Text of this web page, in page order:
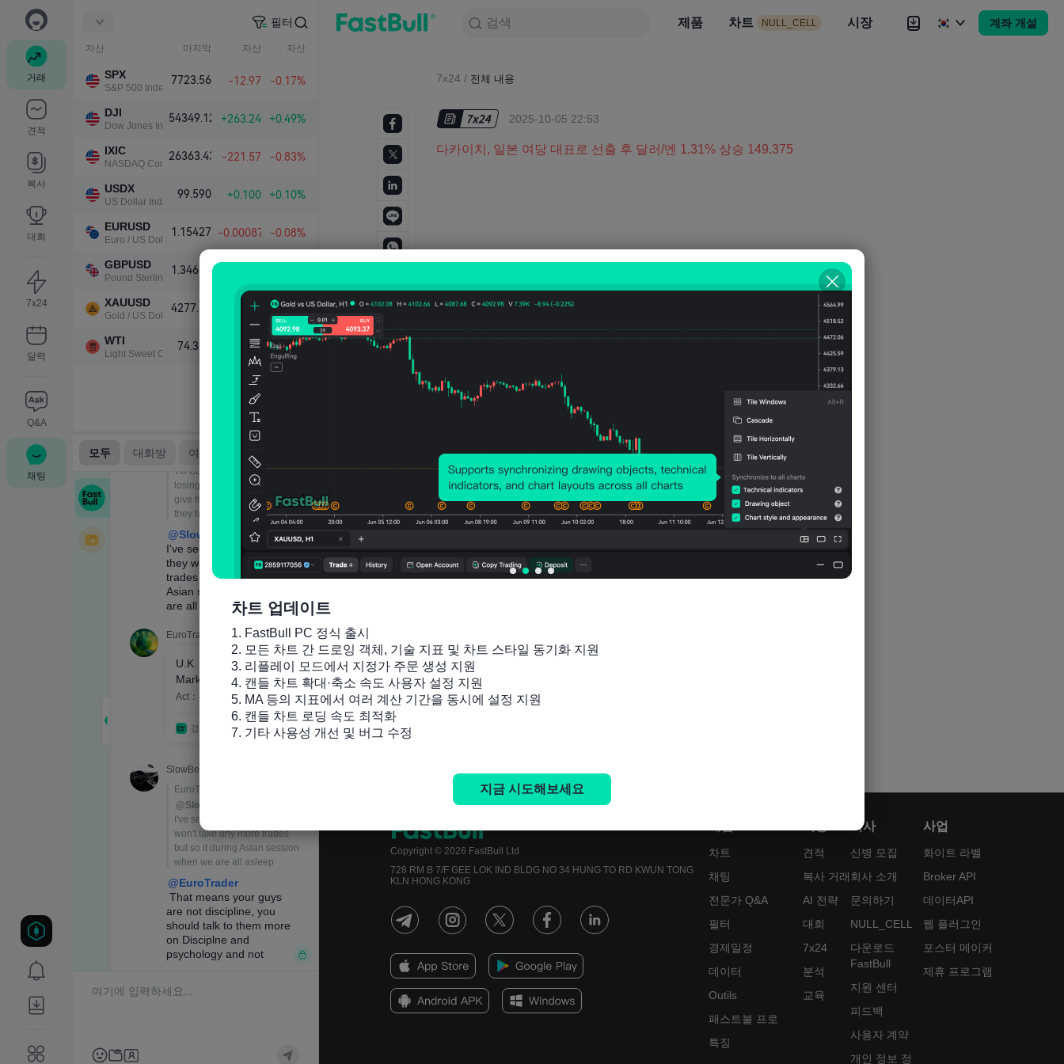
거래
견적
복사
대회
7x24
달력
Q&A
채팅
필터
자산 마지막 자산 자산
SPX
S&P 500 Index
7723.56 -12.97 -0.17%
DJI
Dow Jones Industrial Average
54349.12 +263.24 +0.49%
IXIC
NASDAQ Composite Index
26363.43 -221.57 -0.83%
USDX
US Dollar Index
99.590 +0.100 +0.10%
EURUSD
Euro / US Dollar
1.15427 -0.00087 -0.08%
GBPUSD
Pound Sterling / US Dollar
1.34639
XAUUSD
Gold / US Dollar
4277.61 +30.00 +0.71%
WTI
Light Sweet Crude Oil
74.363 +0.091 +0.12%
검색 제품 차트 NULL_CELL 시장 계좌 개설
검색
NULL_CELL 시장 뉴스 전략 Brokers 더
7x24 / 전체 내용
2025-10-05 22:53
다카이치, 일본 여당 대표로 선출 후 달러/엔 1.31% 상승 149.375
Copyright © 2026 FastBull Ltd
728 RM B 7/F GEE LOK IND BLDG NO 34 HUNG TO RD KWUN TONG
KLN HONG KONG
차트
채팅
전문가 Q&A
필터
경제일정
데이터
Outils
패스트불 프로
특징
견적
복사 거래
AI 전략
대회
7x24
분석
교육
회사
신병 모집
회사 소개
문의하기
NULL_CELL
다운로드
FastBull
지원 센터
피드백
사용자 계약
개인 정보 정
사업
화이트 라벨
Broker API
데이터API
웹 플러그인
포스터 메이커
제휴 프로그램
차트 업데이트
1. FastBull PC 정식 출시
2. 모든 차트 간 드로잉 객체, 기술 지표 및 차트 스타일 동기화 지원
3. 리플레이 모드에서 지정가 주문 생성 지원
4. 캔들 차트 확대·축소 속도 사용자 설정 지원
5. MA 등의 지표에서 여러 계산 기간을 동시에 설정 지원
6. 캔들 차트 로딩 속도 최적화
7. 기타 사용성 개선 및 버그 수정
지금 시도해보세요